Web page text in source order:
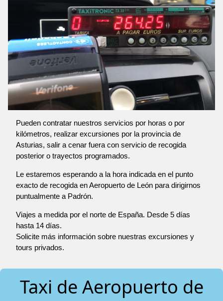
Pueden contratar nuestros servicios por horas o por
kilómetros, realizar excursiones por la provincia de
Asturias, salir a cenar fuera con servicio de recogida
posterior o trayectos programados.
Le estaremos esperando a la hora indicada en el punto
exacto de recogida en Aeropuerto de León para dirigirnos
puntualmente a Padrón.
Viajes a medida por el norte de España. Desde 5 días
hasta 14 días.
Solicite más información sobre nuestras excursiones y
tours privados.
Taxi de Aeropuerto de